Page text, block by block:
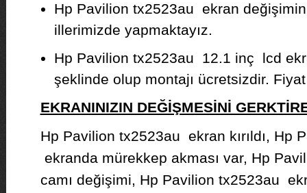
Hp Pavilion tx2523au ekran
illerimizde yapmaktayız.
Hp Pavilion tx2523au 12.1 inç lcd
şeklinde olup montajı ücretsizdir.
EKRANINIZIN DEĞİŞMESİNİ
Hp Pavilion tx2523au ekran kırıldı, Hp
ekranda mürekkep akması var, Hp
camı değişimi, Hp Pavilion tx2523au